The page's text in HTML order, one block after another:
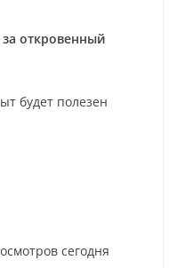
откровенный
будет полезен
сегодня